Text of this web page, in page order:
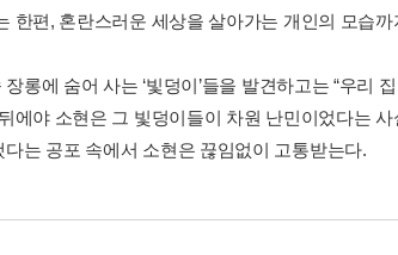
한편, 혼란스러운 세상을 살아가는 개인의 모습
롱에 숨어 사는 ‘빛덩이’들을 발견하고는 “우리
에야 소현은 그 빛덩이들이 차원 난민이었다는
는 공포 속에서 소현은 끊임없이 고통받는다.